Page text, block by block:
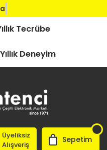
Tecrübe
Deneyim
Üyeliksiz
Alışveriş
Sepetim